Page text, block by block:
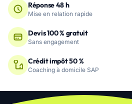
Réponse 48 h
Mise en relation rapide
Devis 100 % gratuit
Sans engagement
Crédit impôt 50 %
Coaching à domicile SAP